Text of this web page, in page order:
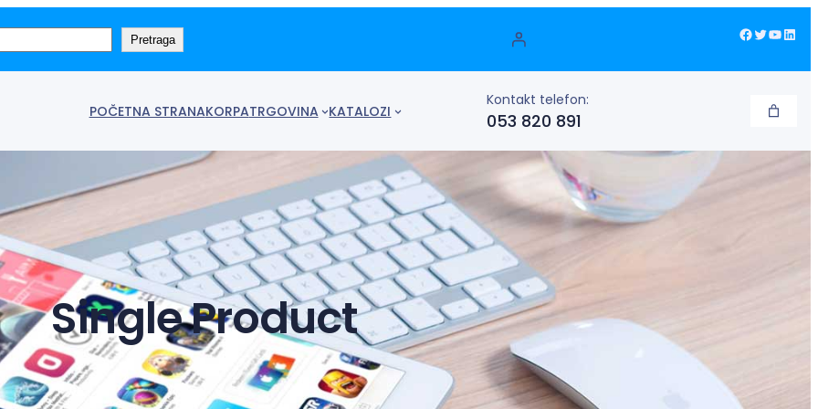
Pretraga Facebook Twitter YouTube LinkedIn
POČETNA STRANAKORPATRGOVINA KATALOZI
Kontakt telefon:
053 820 891
Single Product